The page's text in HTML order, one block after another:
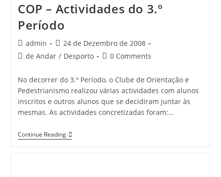
COP – Actividades do 3.º
Período
Post
author:
admin
Post
published:
24 de Dezembro de 2008
Postde Andar / Desporto
Post0 Comments
No decorrer do 3.º Período, o Clube de Orientação e
Pedestrianismo realizou várias actividades com alunos
inscritos e outros alunos que se decidiram juntar às
mesmas. As actividades concretizadas foram:…
Continue ReadingCOP
–